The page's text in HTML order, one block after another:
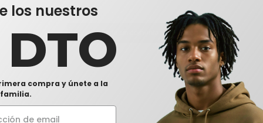
Añadir un comentario
los nuestros
compra y únete a la
familia.